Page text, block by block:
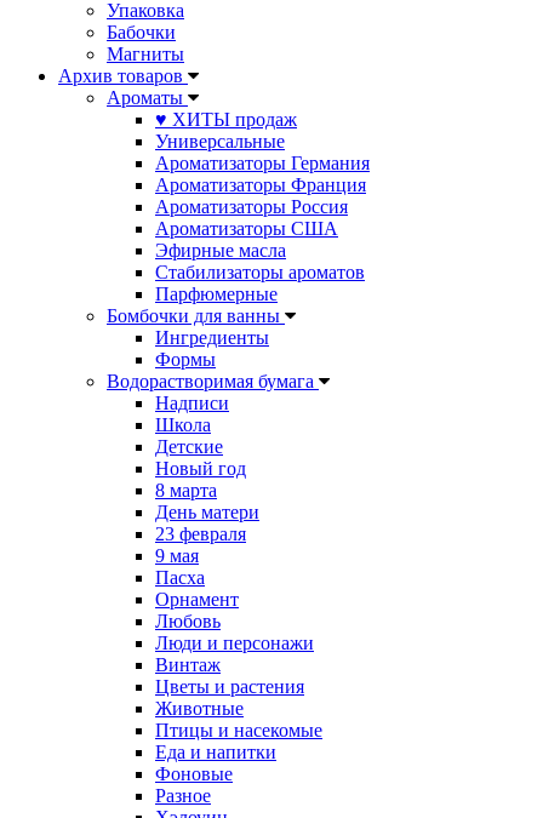
Упаковка
Бабочки
Магниты
Архив товаров
Ароматы
♥ ХИТЫ продаж
Универсальные
Ароматизаторы Германия
Ароматизаторы Франция
Ароматизаторы Россия
Ароматизаторы США
Эфирные масла
Стабилизаторы ароматов
Парфюмерные
Бомбочки для ванны
Ингредиенты
Формы
Водорастворимая бумага
Надписи
Школа
Детские
Новый год
8 марта
День матери
23 февраля
9 мая
Пасха
Орнамент
Любовь
Люди и персонажи
Винтаж
Цветы и растения
Животные
Птицы и насекомые
Еда и напитки
Фоновые
Разное